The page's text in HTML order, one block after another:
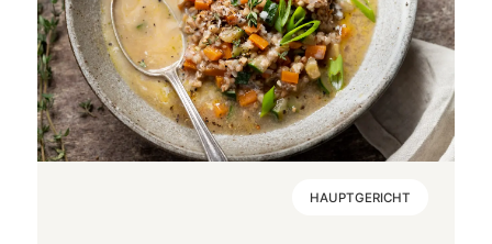
HAUPTGERICHT